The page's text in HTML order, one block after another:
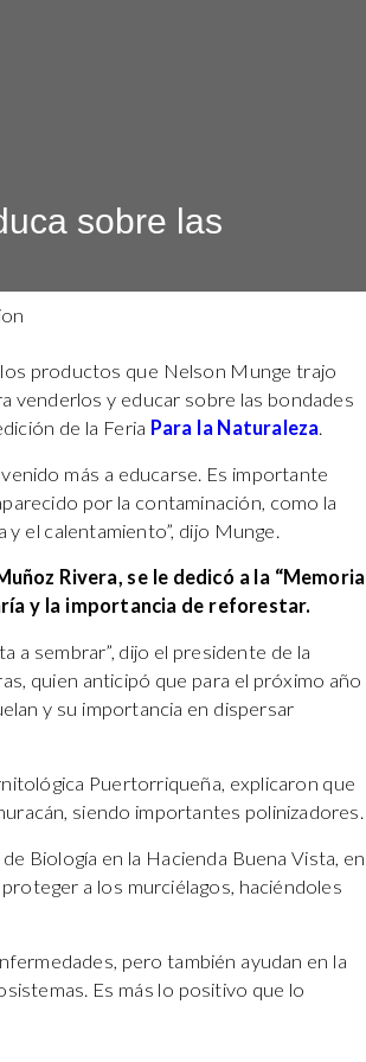
sobre las
productos que Nelson Munge trajo
venderlos y educar sobre las bondades
de la Feria Para la Naturaleza.
más a educarse. Es importante
por la contaminación, como la
y el calentamiento”, dijo Munge.
Rivera, se le dedicó a la “Memoria
y la importancia de reforestar.
a sembrar”, dijo el presidente de la
quien anticipó que para el próximo año
y su importancia en dispersar
Puertorriqueña, explicaron que
siendo importantes polinizadores.
Biología en la Hacienda Buena Vista, en
a los murciélagos, haciéndoles
pero también ayudan en la
Es más lo positivo que lo